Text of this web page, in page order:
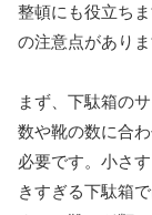
整頓にも役立ち
の注意点がありま
まず、下駄箱の
数や靴の数に合
必要です。小さ
きすぎる下駄箱